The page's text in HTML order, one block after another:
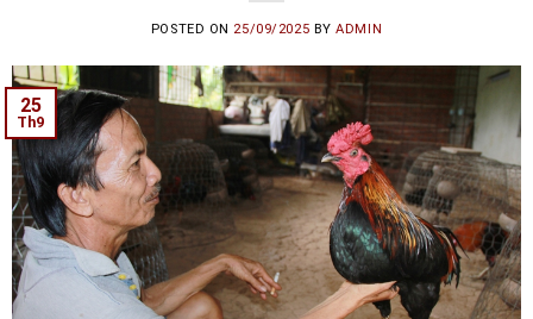
POSTED ON 25/09/2025 BYADMIN
25
Th9